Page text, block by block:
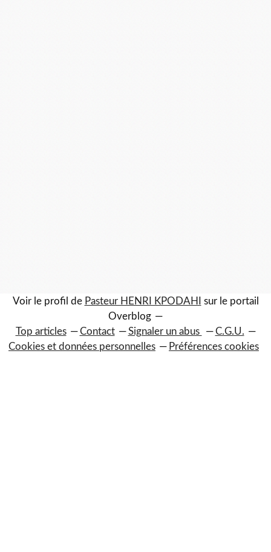
Voir le profil de Pasteur HENRI KPODAHI
sur le portail
Overblog
Top articles
Contact Signaler un abus
C.G.U.
Cookies et données personnelles
Préférences cookies